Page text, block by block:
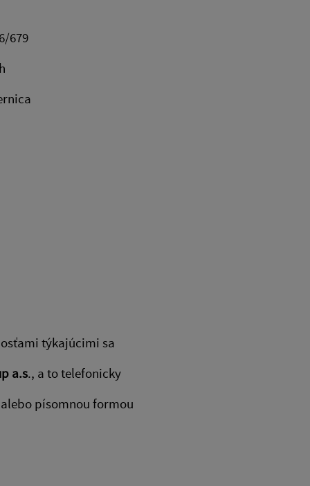
679
týkajúcimi sa
a.s., a to telefonicky
alebo písomnou formou